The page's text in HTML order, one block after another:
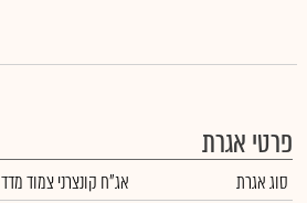
פרטי אגרת
סוג אגרת
אג"ח קונצרני צמוד מדד